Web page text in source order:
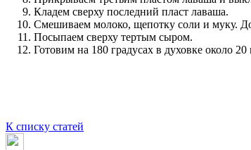
Кладем сверху последний пласт лаваша.
Смешиваем молоко, щепотку соли и муку.
Посыпаем сверху тертым сыром.
Готовим на 180 градусах в духовке около 20
К списку статей